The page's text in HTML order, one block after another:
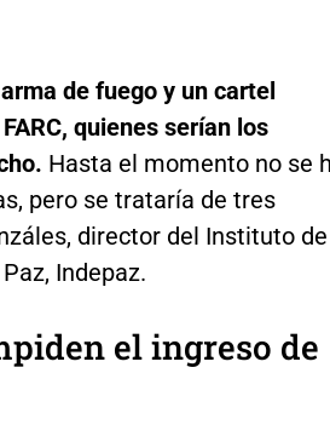
de fuego y un cartel
quienes serían los
Hasta el momento no se
pero se trataría de tres
director del Instituto de
Indepaz.
el ingreso de